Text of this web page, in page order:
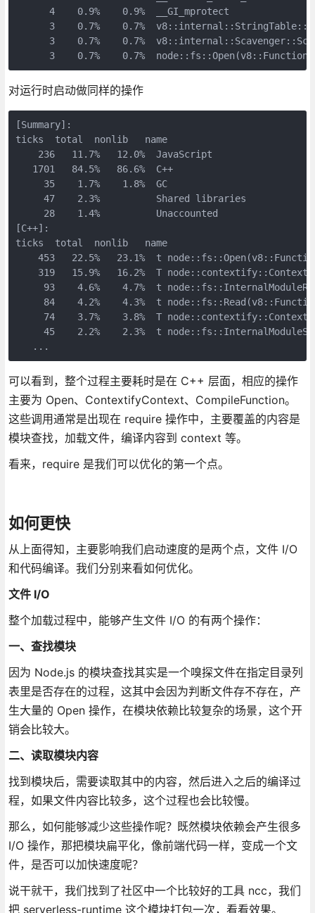
      4    0.9%    0.9%  __GI_mprotect
3    0.7%    0.7%
3    0.7%    0.7%
3    0.7%    0.7%
对运行时启动做同样的操作
[Summary]:
ticks  total  nonlib   name
    236   11.7%   12.0%  JavaScript
   1701   84.5%   86.6%  C++
     35    1.7%    1.8%  GC
     47    2.3%          Shared libraries
     28    1.4%          Unaccounted
[C++]:
ticks  total  nonlib   name
453   22.5%   23.1%  t
319   15.9%   16.2%  T
93    4.6%    4.7%  t
84    4.2%    4.3%  t
74    3.7%    3.8%  T
45    2.2%    2.3%  t
   ...
可以看到，整个过程主要耗时是在 C++ 层面，相应的操作
主要为 Open、ContextifyContext、CompileFunction。
这些调用通常是出现在 require 操作中，主要覆盖的内容是
模块查找，加载文件，编译内容到 context 等。
看来，require 是我们可以优化的第一个点。
如何更快
从上面得知，主要影响我们启动速度的是两个点，文件 I/O
和代码编译。我们分别来看如何优化。
文件 I/O
整个加载过程中，能够产生文件 I/O 的有两个操作：
一、查找模块
因为 Node.js 的模块查找其实是一个嗅探文件在指定目录列
表里是否存在的过程，这其中会因为判断文件存不存在，产
生大量的 Open 操作，在模块依赖比较复杂的场景，这个开
销会比较大。
二、读取模块内容
找到模块后，需要读取其中的内容，然后进入之后的编译过
程，如果文件内容比较多，这个过程也会比较慢。
那么，如何能够减少这些操作呢？既然模块依赖会产生很多
I/O 操作，那把模块扁平化，像前端代码一样，变成一个文
件，是否可以加快速度呢？
说干就干，我们找到了社区中一个比较好的工具 ncc，我们
把 serverless-runtime 这个模块打包一次，看看效果。